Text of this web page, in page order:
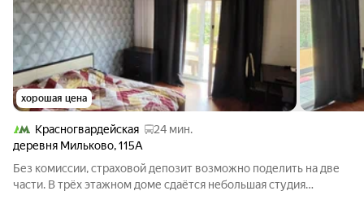
хорошая цена
Красногвардейская
24 мин.
деревня Мильково,115А
Без комиссии, страховой депозит возможно поделить на две
части. В трёх этажном доме сдаётся небольшая студия